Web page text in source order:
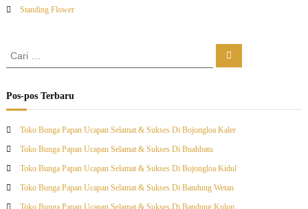
Standing Flower
i
:
C
Pos-pos Terbaru
Toko Bunga Papan Ucapan Selamat & Sukses Di Bojongloa Kaler
Toko Bunga Papan Ucapan Selamat & Sukses Di Buahbatu
Toko Bunga Papan Ucapan Selamat & Sukses Di Bojongloa Kidul
Toko Bunga Papan Ucapan Selamat & Sukses Di Bandung Wetan
Toko Bunga Papan Ucapan Selamat & Sukses Di Bandung Kulon